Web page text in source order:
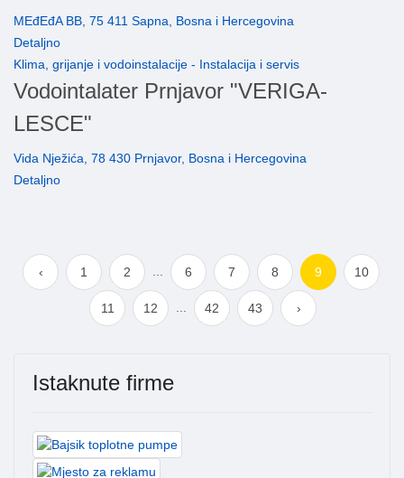
MEđEđA BB, 75 411 Sapna, Bosna i Hercegovina
Detaljno
Klima, grijanje i vodoinstalacije - Instalacija i servis
Vodointalater Prnjavor "VERIGA-
LESCE"
Vida Nježića, 78 430 Prnjavor, Bosna i Hercegovina
Detaljno
‹ 1 2 ... 6 7 8 9 10
11 12 ... 42 43 ›
Istaknute firme